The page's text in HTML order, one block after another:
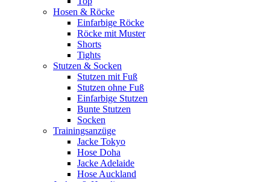
Hosen & Röcke
Einfarbige Röcke
Röcke mit Muster
Shorts
Tights
Stutzen & Socken
Stutzen mit Fuß
Stutzen ohne Fuß
Einfarbige Stutzen
Bunte Stutzen
Socken
Trainingsanzüge
Jacke Tokyo
Hose Doha
Jacke Adelaide
Hose Auckland